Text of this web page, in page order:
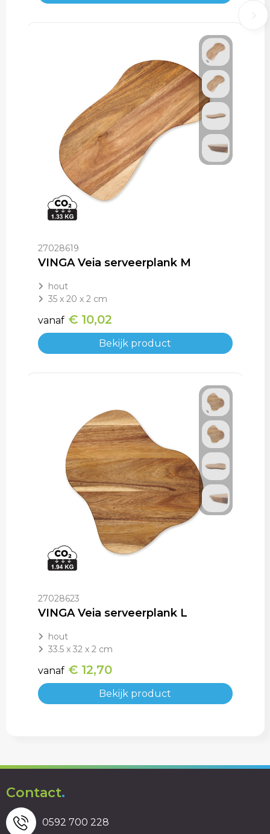
27028619
VINGA Veia serveerplank M
hout
35 x 20 x 2 cm
vanaf € 10,02
Bekijk product
27028623
VINGA Veia serveerplank L
hout
33.5 x 32 x 2 cm
vanaf € 12,70
Bekijk product
Contact.
0592 700 228